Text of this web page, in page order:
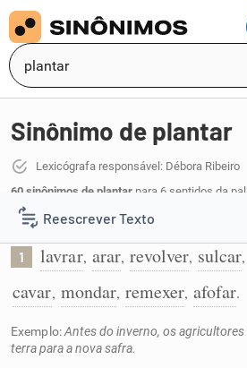
Reescrever Texto
Resumir Texto
Sinônimo de plantar
Lexicógrafa responsável: Débora Ribeiro
60 sinônimos de plantar para 6 sentidos da
preparar a terra para cultivo:
1 lavrar, arar, revolver, sulcar,
cavar, mondar, remexer, afofar.
Exemplo:Antes do inverno, os
terra para a nova safra.